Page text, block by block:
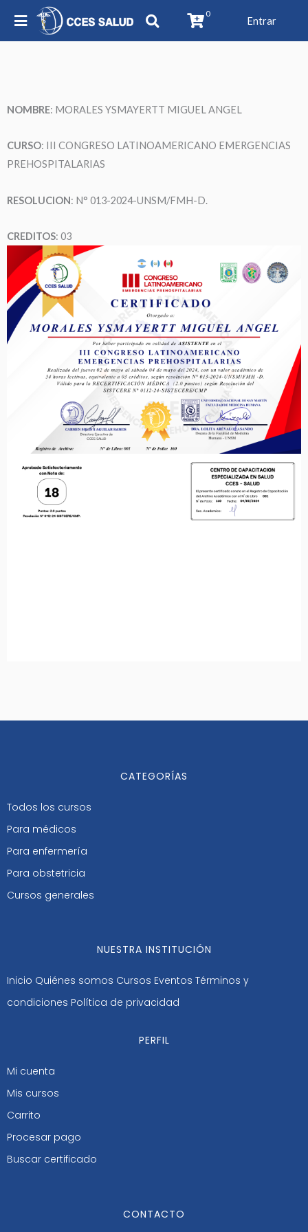
0
Entrar
NOMBRE: MORALES YSMAYERTT MIGUEL ANGEL
CURSO: III CONGRESO LATINOAMERICANO EMERGENCIAS
PREHOSPITALARIAS
RESOLUCION: N° 013-2024-UNSM/FMH-D.
CREDITOS: 03
CATEGORÍAS
Todos los cursos
Para médicos
Para enfermería
Para obstetricia
Cursos generales
NUESTRA INSTITUCIÓN
Inicio Quiénes somos Cursos Eventos Términos y
condiciones Política de privacidad
PERFIL
Mi cuenta
Mis cursos
Carrito
Procesar pago
Buscar certificado
CONTACTO